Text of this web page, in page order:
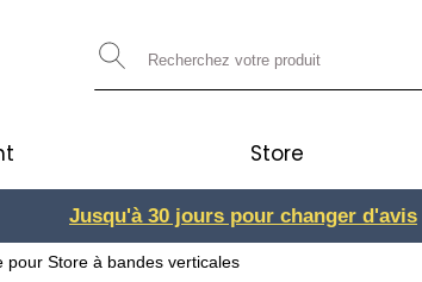
Store
3 ou 4x
Jusqu'à 30 jours pour changer d'avis
pour Store à bandes verticales